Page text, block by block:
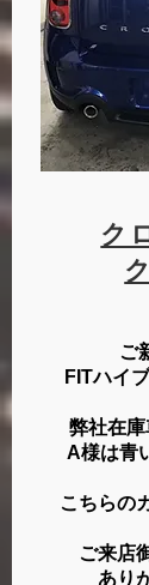
ク
ご
FITハイ
弊社在
A様は青
こちらの
ご来店
あり